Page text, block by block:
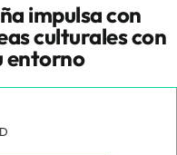
impulsa con
culturales con
entorno